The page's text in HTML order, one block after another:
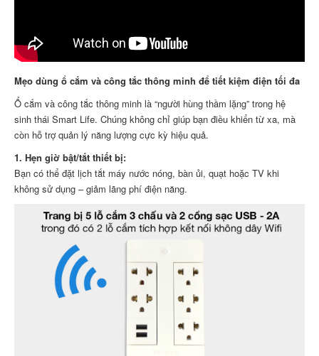
Mẹo dùng ổ cắm và công tắc thông minh để tiết kiệm điện tối đa
Ổ cắm và công tắc thông minh là “người hùng thầm lặng” trong hệ
sinh thái Smart Life. Chúng không chỉ giúp bạn điều khiển từ xa, mà
còn hỗ trợ quản lý năng lượng cực kỳ hiệu quả.
1. Hẹn giờ bật/tắt thiết bị:
Bạn có thể đặt lịch tắt máy nước nóng, bàn ủi, quạt hoặc TV khi
không sử dụng – giảm lãng phí điện năng.